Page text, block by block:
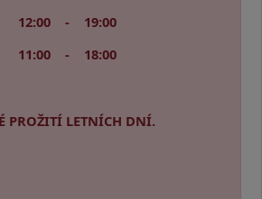
- 19:00
- 18:00
PROŽITÍ LETNÍCH DNÍ.